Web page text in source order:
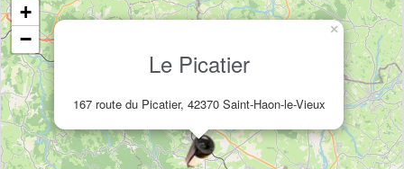
Le Picatier
167 route du Picatier, 42370 Saint-Haon-le-Vieux
×
+
−